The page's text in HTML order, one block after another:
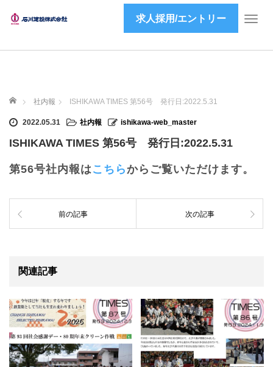
T
n
求人採用/エントリー
ホーム 社内報 ISHIKAWA TIMES 第56号 発行日:2022.5.31
2022.05.31 社内報 ishikawa-web_master
ISHIKAWA TIMES 第56号 発行日:2022.5.31
第56号社内報はこちらからご覧いただけます。
前の記事 次の記事
関連記事